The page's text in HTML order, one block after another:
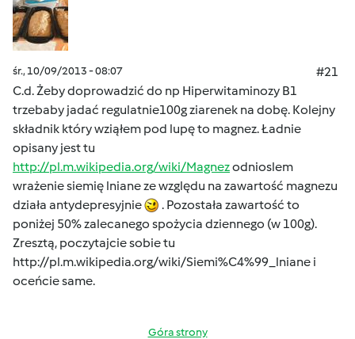
śr., 10/09/2013 - 08:07
#21
C.d. Żeby doprowadzić do np Hiperwitaminozy B1
trzebaby jadać regulatnie100g ziarenek na dobę. Kolejny
składnik który wziąłem pod lupę to magnez. Ładnie
opisany jest tu
http://pl.m.wikipedia.org/wiki/Magnezodnioslem
wrażenie siemię lniane ze względu na zawartość magnezu
działa antydepresyjnie
. Pozostała zawartość to
poniżej 50% zalecanego spożycia dziennego (w 100g).
Zresztą, poczytajcie sobie tu
http://pl.m.wikipedia.org/wiki/Siemi%C4%99_lniane i
oceńcie same.
Góra strony